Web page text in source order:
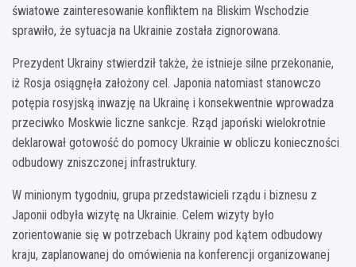
światowe zainteresowanie konfliktem na Bliskim Wschodzie
sprawiło, że sytuacja na Ukrainie została zignorowana.
Prezydent Ukrainy stwierdził także, że istnieje silne przekonanie,
iż Rosja osiągnęła założony cel. Japonia natomiast stanowczo
potępia rosyjską inwazję na Ukrainę i konsekwentnie wprowadza
przeciwko Moskwie liczne sankcje. Rząd japoński wielokrotnie
deklarował gotowość do pomocy Ukrainie w obliczu konieczności
odbudowy zniszczonej infrastruktury.
W minionym tygodniu, grupa przedstawicieli rządu i biznesu z
Japonii odbyła wizytę na Ukrainie. Celem wizyty było
zorientowanie się w potrzebach Ukrainy pod kątem odbudowy
kraju, zaplanowanej do omówienia na konferencji organizowanej